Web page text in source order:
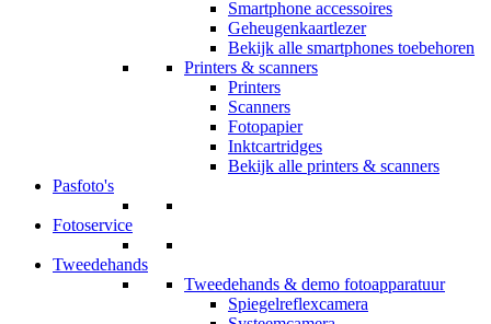
Smartphone accessoires
Geheugenkaartlezer
Bekijk alle smartphones toebehoren
Printers & scanners
Printers
Scanners
Fotopapier
Inktcartridges
Bekijk alle printers & scanners
Pasfoto's
Fotoservice
Tweedehands
Tweedehands & demo fotoapparatuur
Spiegelreflexcamera